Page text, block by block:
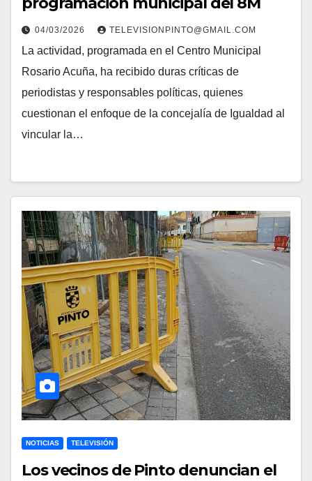
04/03/2026 TELEVISIONPINTO@GMAIL.COM
La actividad, programada en el Centro Municipal
Rosario Acuña, ha recibido duras críticas de
periodistas y responsables políticas, quienes
cuestionan el enfoque de la concejalía de Igualdad al
vincular la…
NOTICIAS TELEVISIÓN
Los vecinos de Pinto denuncian el